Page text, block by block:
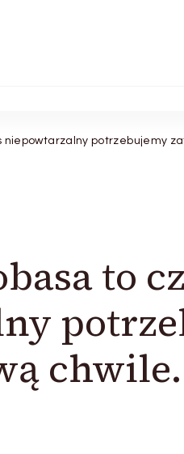
niepowtarzalny potrzebujemy
to
chwile.